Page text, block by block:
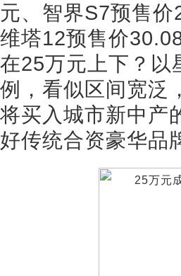
元、智界S7预售
维塔12预售价
在25万元上下？以
例，看似区间宽泛
将买入城市新中产
好传统合资豪华品